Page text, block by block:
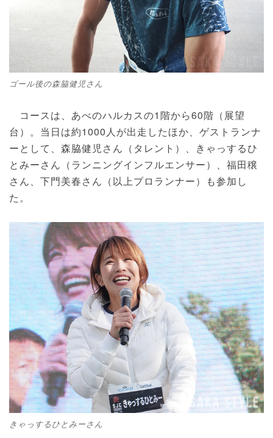
ゴール後の森脇健児さん
コースは、あべのハルカスの1階から60階（展望
台）。当日は約1000人が出走したほか、ゲストランナ
ーとして、森脇健児さん（タレント）、きゃっするひ
とみーさん（ランニングインフルエンサー）、福田穣
さん、下門美春さん（以上プロランナー）も参加し
た。
きゃっするひとみーさん